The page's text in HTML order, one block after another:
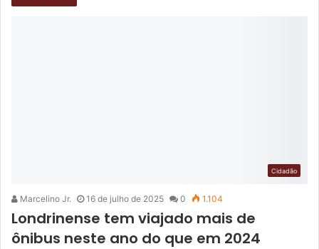
Cidadão
Marcelino Jr. 16 de julho de 2025 0 1.104
Londrinense tem viajado mais de
ônibus neste ano do que em 2024